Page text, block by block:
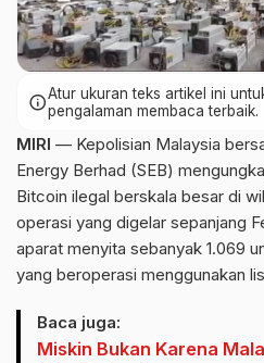
infoAtur ukuran teks artikel ini
pengalaman membaca terbaik.
MIRI — Kepolisian Malaysia
Energy Berhad (SEB)
Bitcoin ilegal berskala besar di
operasi yang digelar sepanjang
aparat menyita sebanyak 1.069
yang beroperasi menggunakan
Baca juga:
Miskin Bukan Karena